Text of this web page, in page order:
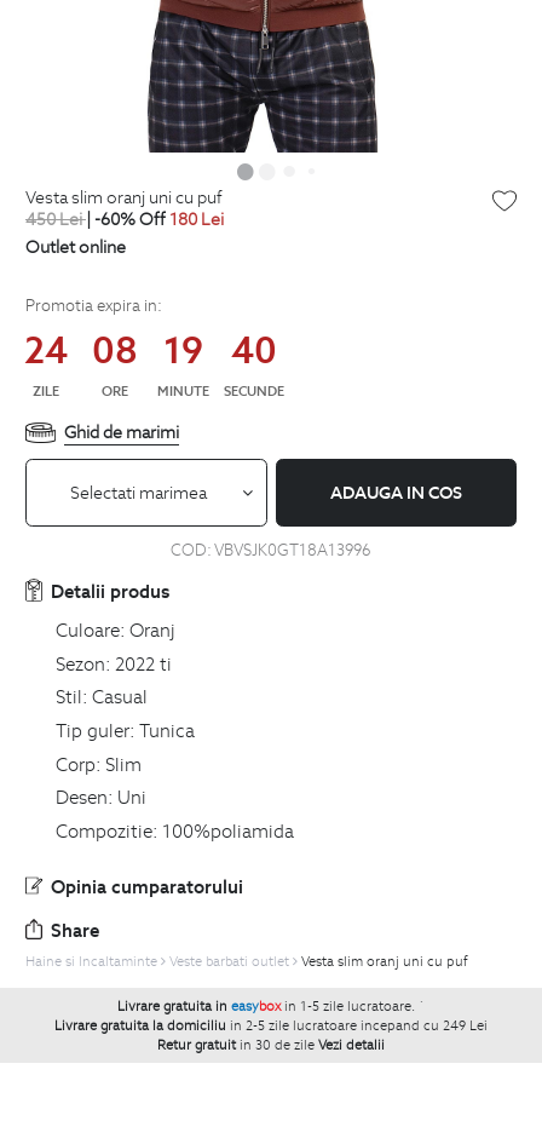
vesta slim oranj uni cu puf
450Lei| -60% Off 180 Lei
Outlet online
Promotia expira in:
24
ZILE
08
ORE
19
MINUTE
39
SECUNDE
Ghid de marimi
Selectati marimea ADAUGA IN COS
COD:VBVSJK0GT18A13996
Detalii produs
Culoare: Oranj
Sezon: 2022 ti
Stil: Casual
Tip guler: Tunica
Corp: Slim
Desen: Uni
Compozitie: 100%poliamida
Opinia cumparatorului
Share
Haine si Incaltaminte Veste barbati outlet Vesta slim oranj uni cu puf
Livrare gratuita in easybox in 1-5 zile lucratoare. `
Livrare gratuita la domiciliu in 2-5 zile lucratoare incepand cu 249 Lei
Retur gratuit in 30 de zile Vezi detalii